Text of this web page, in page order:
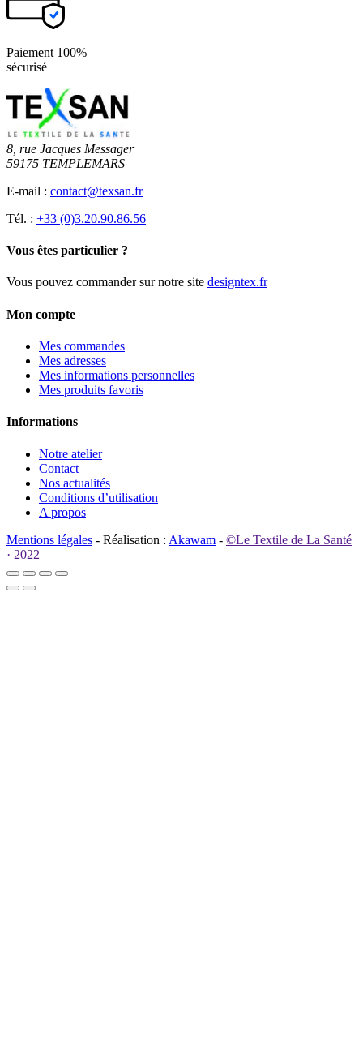
Paiement 100%
sécurisé
8, rue Jacques Messager
59175 TEMPLEMARS
E-mail : contact@texsan.fr
Tél. : +33 (0)3.20.90.86.56
Vous êtes particulier ?
Vous pouvez commander sur notre site designtex.fr
Mon compte
Mes commandes
Mes adresses
Mes informations personnelles
Mes produits favoris
Informations
Notre atelier
Contact
Nos actualités
Conditions d’utilisation
A propos
Mentions légales - Réalisation : Akawam - ©Le Textile de La Santé
· 2022